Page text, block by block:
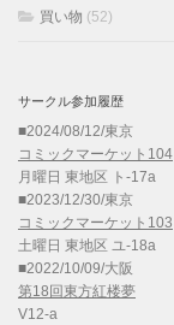
買い物 (52)
サークル参加履歴
■2024/08/12/東京
コミックマーケット104
月曜日 東地区 ト-17a
■2023/12/30/東京
コミックマーケット103
土曜日 東地区 ユ-18a
■2022/10/09/大阪
第18回東方紅楼夢
V12-a